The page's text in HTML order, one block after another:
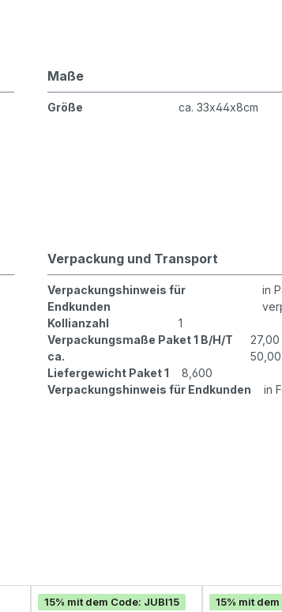
Maße
Größe ca. 33x44x8cm
Verpackung und Transport
Verpackungshinweis für
Endkunden
in
Kollianzahl
1
Verpackungsmaße Paket 1 B/H/T
ca.
50,00
Liefergewicht Paket 1
8,600
Verpackungshinweis für Endkunden
in
15% mit dem Code: JUBI15 15% mit